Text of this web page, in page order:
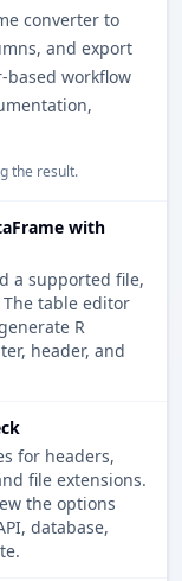
converter to
and export
based workflow
the result.
with
a supported file,
table editor
R
header, and
for headers,
file extensions.
the options
database,